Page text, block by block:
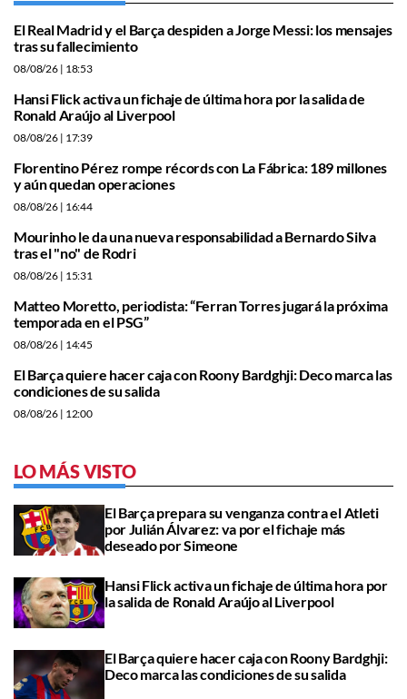
El Real Madrid y el Barça despiden a Jorge Messi: los mensajes
tras su fallecimiento
08/08/26 | 18:53
Hansi Flick activa un fichaje de última hora por la salida de
Ronald Araújo al Liverpool
08/08/26 | 17:39
Florentino Pérez rompe récords con La Fábrica: 189 millones
y aún quedan operaciones
08/08/26 | 16:44
Mourinho le da una nueva responsabilidad a Bernardo Silva
tras el "no" de Rodri
08/08/26 | 15:31
Matteo Moretto, periodista: “Ferran Torres jugará la próxima
temporada en el PSG”
08/08/26 | 14:45
El Barça quiere hacer caja con Roony Bardghji: Deco marca las
condiciones de su salida
08/08/26 | 12:00
LO MÁS VISTO
El Barça prepara su venganza contra el Atleti
por Julián Álvarez: va por el fichaje más
deseado por Simeone
Hansi Flick activa un fichaje de última hora por
la salida de Ronald Araújo al Liverpool
El Barça quiere hacer caja con Roony Bardghji:
Deco marca las condiciones de su salida